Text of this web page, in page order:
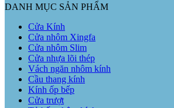
DANH MỤC SẢN PHẨM
Cửa Kính
Cửa nhôm Xingfa
Cửa nhôm Slim
Cửa nhựa lõi thép
Vách ngăn nhôm kính
Cầu thang kính
Kính ốp bếp
Cửa trượt